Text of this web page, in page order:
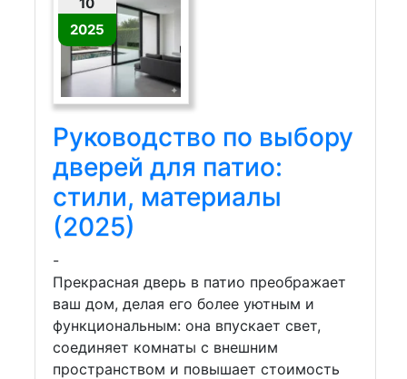
2025
Руководство по выбору
дверей для патио:
стили, материалы
(2025)
-
Прекрасная дверь в патио преображает
ваш дом, делая его более уютным и
функциональным: она впускает свет,
соединяет комнаты с внешним
пространством и повышает стоимость